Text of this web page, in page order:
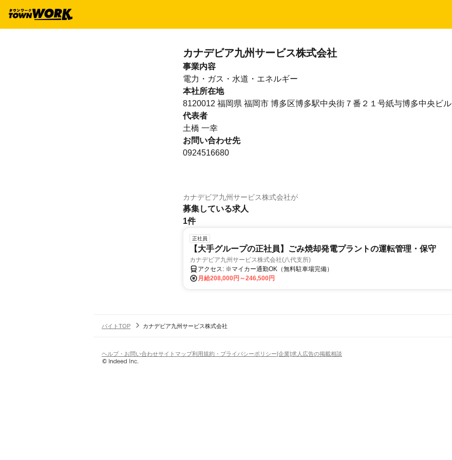
カナデビア九州サービス株式会社
事業内容
電力・ガス・水道・エネルギー
本社所在地
8120012 福岡県 福岡市 博多区博多駅中央街７番２１号紙与博多中央ビル
代表者
土橋 一幸
お問い合わせ先
0924516680
カナデビア九州サービス株式会社が
募集している求人
1件
正社員
【大手グループの正社員】ごみ焼却発電プラントの運転管理・保守
カナデビア九州サービス株式会社(八代支所)
月給208,000円～246,500円
アクセス: ※マイカー通勤OK（無料駐車場完備）
バイトTOP カナデビア九州サービス株式会社
ヘルプ・お問い合わせサイトマップ利用規約・プライバシーポリシー[企業]求人広告の掲載相談